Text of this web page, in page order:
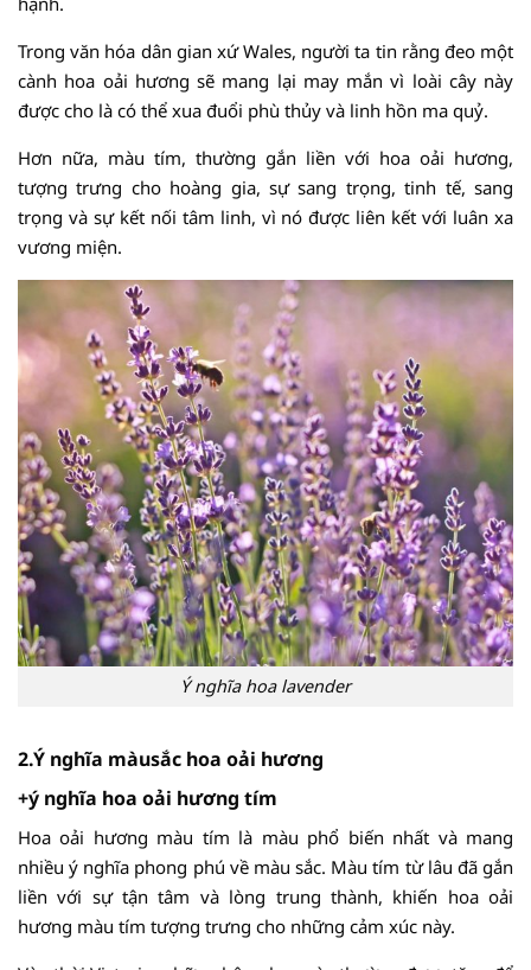
Trong văn hóa dân gian xứ Wales, người ta tin rằng đeo một
cành hoa oải hương sẽ mang lại may mắn vì loài cây này
được cho là có thể xua đuổi phù thủy và linh hồn ma quỷ.
Hơn nữa, màu tím, thường gắn liền với hoa oải hương,
tượng trưng cho hoàng gia, sự sang trọng, tinh tế, sang
trọng và sự kết nối tâm linh, vì nó được liên kết với luân xa
vương miện.
Ý nghĩa hoa lavender
2.Ý nghĩa màusắc hoa oải hương
+ý nghĩa hoa oải hương tím
Hoa oải hương màu tím là màu phổ biến nhất và mang
nhiều ý nghĩa phong phú về màu sắc. Màu tím từ lâu đã gắn
liền với sự tận tâm và lòng trung thành, khiến hoa oải
hương màu tím tượng trưng cho những cảm xúc này.